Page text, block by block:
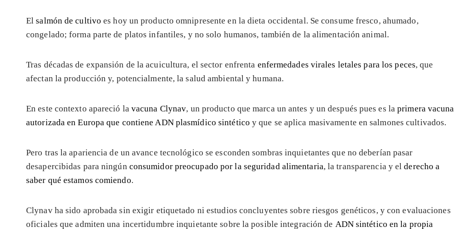
Elsalmón de cultivo es hoy un producto omnipresente en la dieta occidental. Se consume fresco, ahumado,
congelado; forma parte de platos infantiles, y no solo humanos, también de la alimentación animal.
Tras décadas de expansión de la acuicultura, el sector enfrenta enfermedades virales letales para los peces, que
afectan la producción y, potencialmente, la salud ambiental y humana.
En este contexto apareció la vacuna Clynav, un producto que marca un antes y un después pues es laprimera vacuna
autorizada en Europa que contiene ADN plasmídico sintético y que se aplica masivamente en salmones cultivados.
Pero tras la apariencia de un avance tecnológico se esconden sombras inquietantes que no deberían pasar
desapercibidas para ningún consumidor preocupado por la seguridad alimentaria, la transparencia y elderecho a
saber qué estamos comiendo.
Clynav ha sido aprobada sin exigir etiquetado ni estudios concluyentes sobre riesgos genéticos, y con evaluaciones
oficiales que admiten una incertidumbre inquietante sobre la posible integración de ADN sintético en la propia